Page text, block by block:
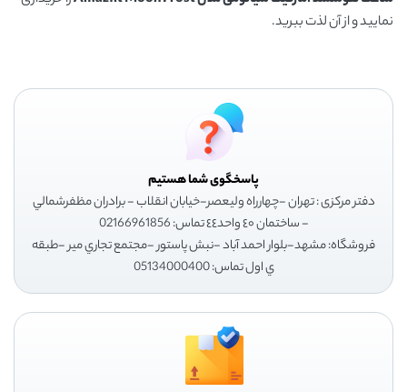
نمایید و از آن لذت ببرید.
پاسخگوی شما هستیم
دفتر مرکزی : تهران -چهارراه وليعصر-خيابان انقلاب - برادران مظفرشمالي
- ساختمان ٤٠ واحد٤٤ تماس: 02166961856
فروشگاه: مشهد-بلوار احمد آباد -نبش پاستور -مجتمع تجاري مير -طبقه
ي اول تماس: 05134000400